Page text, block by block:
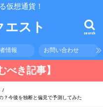
仮想通貨！
エスト search
情報 お問い合わせ
べき記事】
？今後を独断と偏見で予測してみた